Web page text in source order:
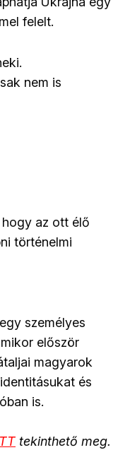
felelt.
nem is
az ott élő
történelmi
személyes
először
magyarok
és
is.
tekinthető meg.